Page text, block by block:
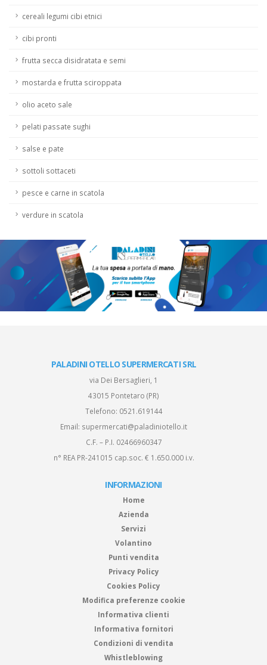
cereali legumi cibi etnici
cibi pronti
frutta secca disidratata e semi
mostarda e frutta sciroppata
olio aceto sale
pelati passate sughi
salse e pate
sottoli sottaceti
pesce e carne in scatola
verdure in scatola
PALADINI OTELLO SUPERMERCATI SRL
via Dei Bersaglieri, 1
43015 Pontetaro (PR)
Telefono: 0521.619144
Email: supermercati@paladiniotello.it
C.F. – P.I. 02466960347
n° REA PR-241015 cap.soc. € 1.650.000 i.v.
INFORMAZIONI
Home
Azienda
Servizi
Volantino
Punti vendita
Privacy Policy
Cookies Policy
Modifica preferenze cookie
Informativa clienti
Informativa fornitori
Condizioni di vendita
Whistleblowing